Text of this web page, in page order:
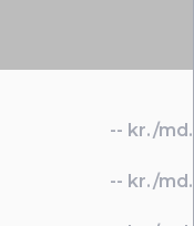
-- kr./md.
-- kr./md.